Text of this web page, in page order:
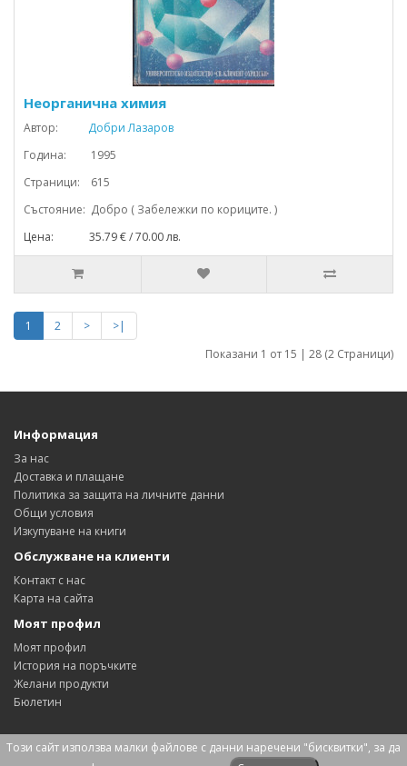
Неорганична химия
Автор:
Добри Лазаров
Година: 1995
Страници: 615
Състояние: Добро ( Забележки по кориците. )
Цена: 35.79 € / 70.00 лв.
1 2 >
>|
Показани 1 от 15 | 28 (2 Страници)
Този сайт използва малки файлове с данни наречени "бисквитки", за да
Информация
За нас
Доставка и плащане
Политика за защита на личните данни
Общи условия
Изкупуване на книги
Обслужване на клиенти
Контакт с нас
Карта на сайта
Моят профил
Моят профил
История на поръчките
Желани продукти
Бюлетин